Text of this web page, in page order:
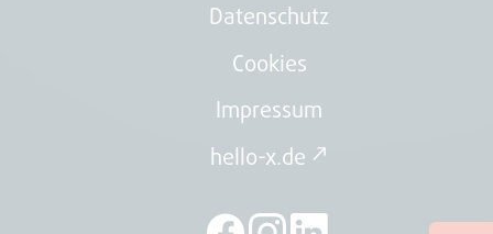
die
Schriftgröße
Webseite
an.
Auswahl
Datenschutz
Cookies
Impressum
hello-x.de ↗